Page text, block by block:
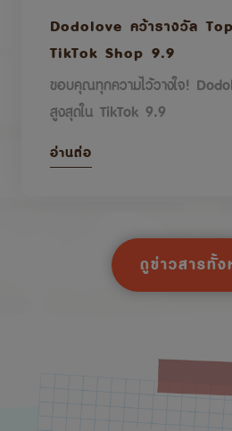
Dodolove คว้ารางวัล
TikTok Shop 9.9
ขอบคุณทุกความไว้วางใจ!
สูงสุดใน TikTok 9.9
อ่านต่อ
ดูข่าวสารทั้